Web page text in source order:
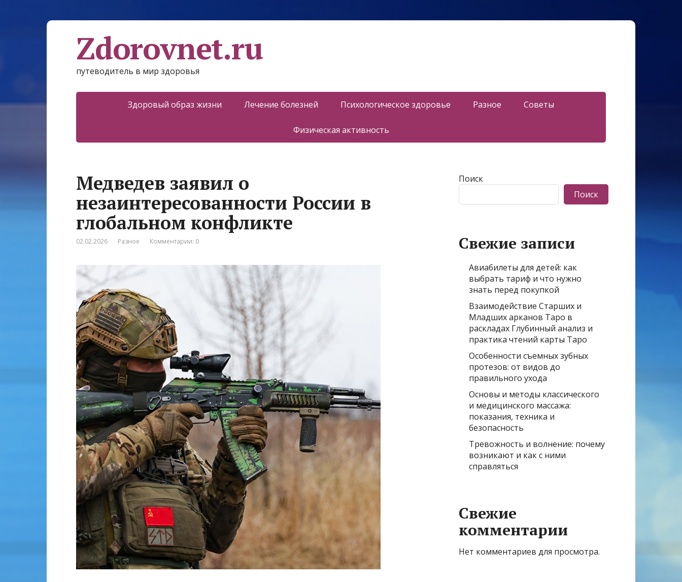
Zdorovnet.ru
путеводитель в мир здоровья
Здоровый образ жизни Лечение болезней Психологическое здоровье Разное Советы
Физическая активность
Медведев заявил о
незаинтересованности России в
глобальном конфликте
02.02.2026 Разное Комментарии: 0
Поиск
Поиск
Свежие записи
Авиабилеты для детей: как
выбрать тариф и что нужно
знать перед покупкой
Взаимодействие Старших и
Младших арканов Таро в
раскладах Глубинный анализ и
практика чтений карты Таро
Особенности съемных зубных
протезов: от видов до
правильного ухода
Основы и методы классического
и медицинского массажа:
показания, техника и
безопасность
Тревожность и волнение: почему
возникают и как с ними
справляться
Свежие
комментарии
Нет комментариев для просмотра.